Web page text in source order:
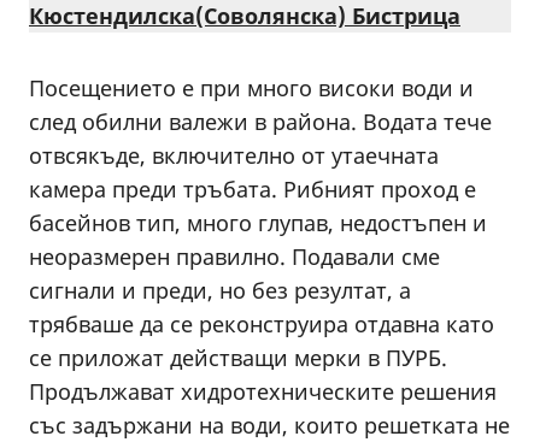
Кюстендилска(Соволянска) Бистрица
Посещението е при много високи води и
след обилни валежи в района. Водата тече
отвсякъде, включително от утаечната
камера преди тръбата. Рибният проход е
басейнов тип, много глупав, недостъпен и
неоразмерен правилно. Подавали сме
сигнали и преди, но без резултат, а
трябваше да се реконструира отдавна като
се приложат действащи мерки в ПУРБ.
Продължават хидротехническите решения
със задържани на води, които решетката не